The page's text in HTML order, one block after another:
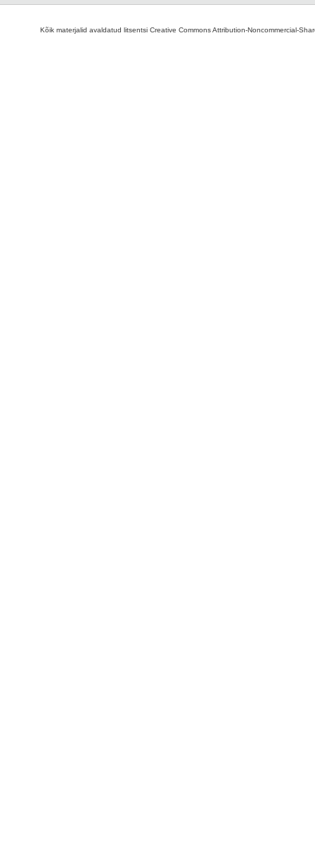
Kõik materjalid avaldatud litsentsi Creative Commons Attribution-Noncommercial-